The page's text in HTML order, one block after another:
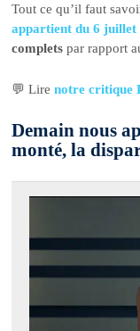
Tout ce qu’il faut
appartient du 6 juillet
complets par rapport
💬 Lirenotre critique
Demain nous
monté, la